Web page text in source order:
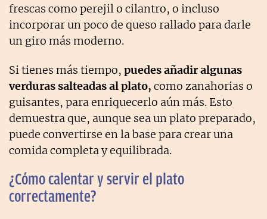
frescas como perejil o cilantro, o incluso
incorporar un poco de queso rallado para darle
un giro más moderno.
Si tienes más tiempo, puedes añadir algunas
verduras salteadas al plato, como zanahorias o
guisantes, para enriquecerlo aún más. Esto
demuestra que, aunque sea un plato preparado,
puede convertirse en la base para crear una
comida completa y equilibrada.
¿Cómo calentar y servir el plato
correctamente?